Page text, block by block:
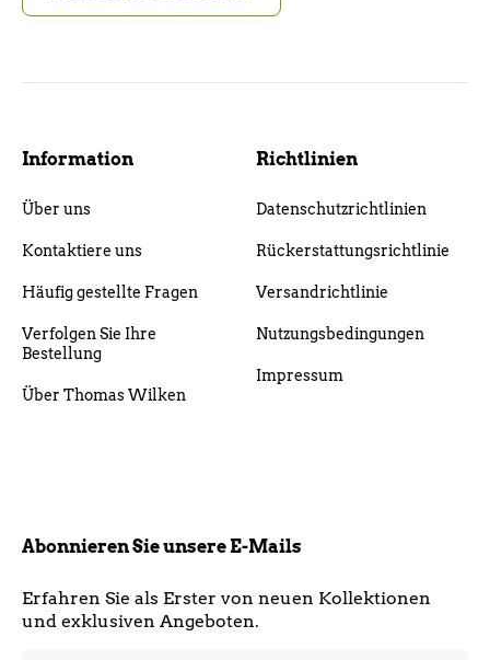
Information
Über uns
Kontaktiere uns
Häufig gestellte Fragen
Verfolgen Sie Ihre
Bestellung
Über Thomas Wilken
Richtlinien
Datenschutzrichtlinien
Rückerstattungsrichtlinie
Versandrichtlinie
Nutzungsbedingungen
Impressum
Abonnieren Sie unsere E-Mails
Erfahren Sie als Erster von neuen Kollektionen
und exklusiven Angeboten.